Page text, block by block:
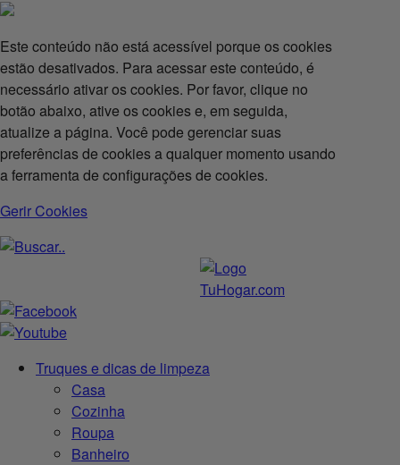
Este conteúdo não está acessível porque os cookies
estão desativados. Para acessar este conteúdo, é
necessário ativar os cookies. Por favor, clique no
botão abaixo, ative os cookies e, em seguida,
atualize a página. Você pode gerenciar suas
preferências de cookies a qualquer momento usando
a ferramenta de configurações de cookies.
Gerir Cookies
Truques e dicas de limpeza
Casa
Cozinha
Roupa
Banheiro